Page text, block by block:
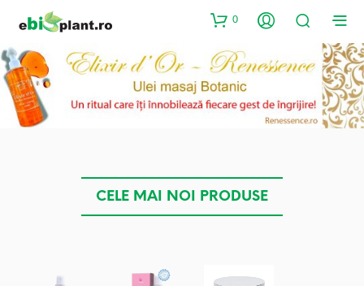
0
CELE MAI NOI PRODUSE